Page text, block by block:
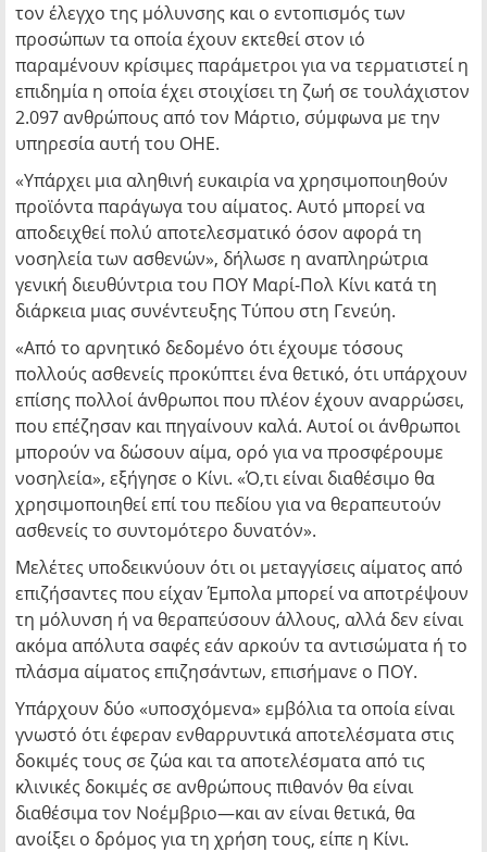
τον έλεγχο της μόλυνσης και ο εντοπισμός των
προσώπων τα οποία έχουν εκτεθεί στον ιό
παραμένουν κρίσιμες παράμετροι για να τερματιστεί η
επιδημία η οποία έχει στοιχίσει τη ζωή σε τουλάχιστον
2.097 ανθρώπους από τον Μάρτιο, σύμφωνα με την
υπηρεσία αυτή του ΟΗΕ.
«Υπάρχει μια αληθινή ευκαιρία να χρησιμοποιηθούν
προϊόντα παράγωγα του αίματος. Αυτό μπορεί να
αποδειχθεί πολύ αποτελεσματικό όσον αφορά τη
νοσηλεία των ασθενών», δήλωσε η αναπληρώτρια
γενική διευθύντρια του ΠΟΥ Μαρί-Πολ Κίνι κατά τη
διάρκεια μιας συνέντευξης Τύπου στη Γενεύη.
«Από το αρνητικό δεδομένο ότι έχουμε τόσους
πολλούς ασθενείς προκύπτει ένα θετικό, ότι υπάρχουν
επίσης πολλοί άνθρωποι που πλέον έχουν αναρρώσει,
που επέζησαν και πηγαίνουν καλά. Αυτοί οι άνθρωποι
μπορούν να δώσουν αίμα, ορό για να προσφέρουμε
νοσηλεία», εξήγησε ο Κίνι. «Ό,τι είναι διαθέσιμο θα
χρησιμοποιηθεί επί του πεδίου για να θεραπευτούν
ασθενείς το συντομότερο δυνατόν».
Μελέτες υποδεικνύουν ότι οι μεταγγίσεις αίματος από
επιζήσαντες που είχαν Έμπολα μπορεί να αποτρέψουν
τη μόλυνση ή να θεραπεύσουν άλλους, αλλά δεν είναι
ακόμα απόλυτα σαφές εάν αρκούν τα αντισώματα ή το
πλάσμα αίματος επιζησάντων, επισήμανε ο ΠΟΥ.
Υπάρχουν δύο «υποσχόμενα» εμβόλια τα οποία είναι
γνωστό ότι έφεραν ενθαρρυντικά αποτελέσματα στις
δοκιμές τους σε ζώα και τα αποτελέσματα από τις
κλινικές δοκιμές σε ανθρώπους πιθανόν θα είναι
διαθέσιμα τον Νοέμβριο—και αν είναι θετικά, θα
ανοίξει ο δρόμος για τη χρήση τους, είπε η Κίνι.